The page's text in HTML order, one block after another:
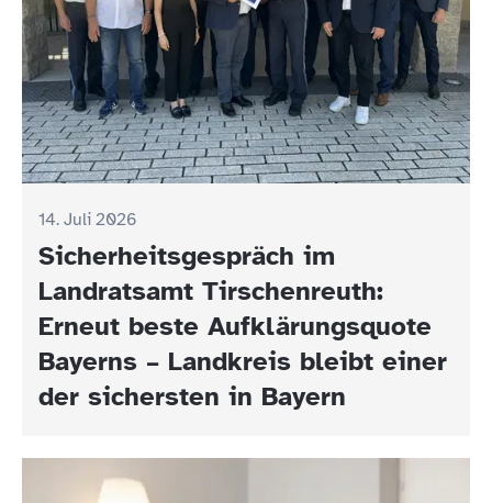
14. Juli 2026
Sicherheitsgespräch im
Landratsamt Tirschenreuth:
Erneut beste Aufklärungsquote
Bayerns – Landkreis bleibt einer
der sichersten in Bayern